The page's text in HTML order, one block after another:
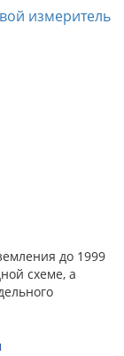
измеритель
до 1999
схеме, а